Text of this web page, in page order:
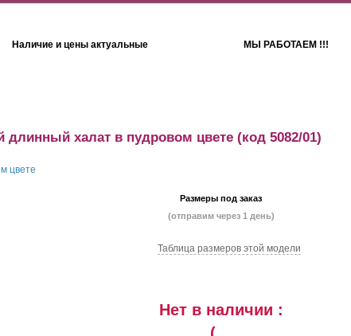
Наличие и цены актуальные МЫ РАБОТАЕМ !!!
длинный халат в пудровом цвете (код 5082/01)
Размеры под заказ
(отправим через 1 день)
Таблица размеров этой модели
Нет в наличии :